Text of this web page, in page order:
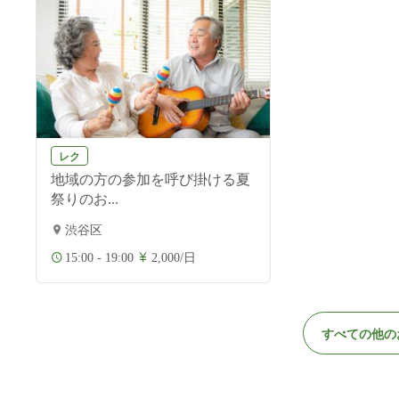
レク
地域の方の参加を呼び掛ける夏
祭りのお...
渋谷区
15:00 - 19:00 2,000/日
すべての他